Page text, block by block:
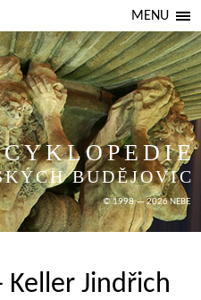
MENU
BUDĚJOVIC
© 1998 — 2026 NEBE
Jindřich